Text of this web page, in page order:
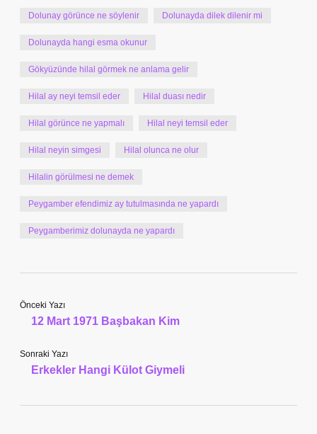
Dolunay görünce ne söylenir Dolunayda dilek dilenir mi
Dolunayda hangi esma okunur
Gökyüzünde hilal görmek ne anlama gelir
Hilal ay neyi temsil eder Hilal duası nedir
Hilal görünce ne yapmalı Hilal neyi temsil eder
Hilal neyin simgesi Hilal olunca ne olur
Hilalin görülmesi ne demek
Peygamber efendimiz ay tutulmasında ne yapardı
Peygamberimiz dolunayda ne yapardı
Önceki Yazı
12 Mart 1971 Başbakan Kim
Sonraki Yazı
Erkekler Hangi Külot Giymeli